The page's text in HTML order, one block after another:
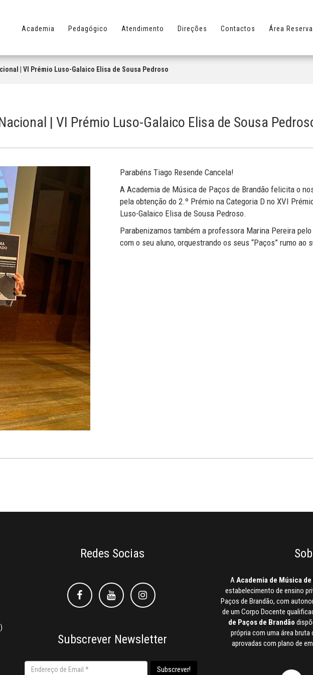
Academia Pedagógico Atendimento Direções Contactos Área
| VI Prémio Luso-Galaico Elisa de Sousa Pedroso
| VI Prémio Luso-Galaico Elisa de Sousa
Parabéns Tiago Resende Cancela!
A Academia de Música de Paços de Brandão felicita o
pela obtenção do 2.º Prémio na Categoria D no XVI
Luso-Galaico Elisa de Sousa Pedroso.
Parabenizamos também a professora Marina Pereira
com o seu aluno, orquestrando os seus “Paços” rumo ao
Redes Socias
FacebookFacebookInstagram
Subscrever Newsletter
AAcademia de Música
estabelecimento de ensino
Paços de Brandão, com
de um Corpo Docente
de Paços de Brandão
própria com uma área
aprovadas com plano de